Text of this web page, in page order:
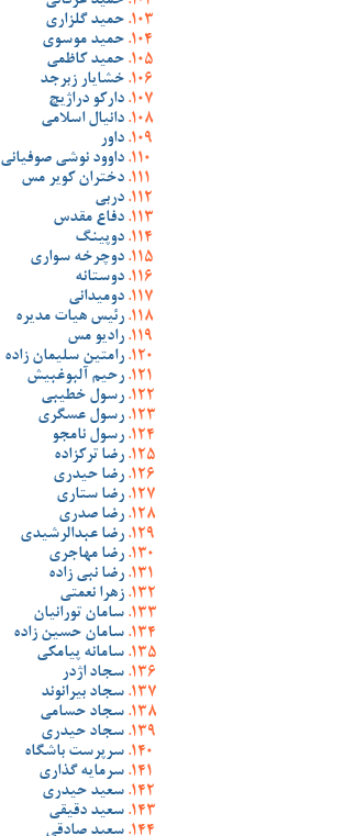
حمید گلزاری
حمید موسوی
حمید کاظمی
خشایار زبرجد
دارکو دراژیچ
دانیال اسلامی
داور
داوود نوشی صوفیانی
دختران کویر مس
دربی
دفاع مقدس
دوپینگ
دوچرخه سواری
دوستانه
دومیدانی
رئیس هیات مدیره
رادیو مس
رامتین سلیمان زاده
رحیم آلبوغبیش
رسول خطیبی
رسول عسگری
رسول نامجو
رضا ترکزاده
رضا حیدری
رضا ستاری
رضا صدری
رضا عبدالرشیدی
رضا مهاجری
رضا نبی زاده
زهرا نعمتی
سامان تورانیان
سامان حسین زاده
سامانه پیامکی
سجاد اژدر
سجاد بیرانوند
سجاد حسامی
سجاد حیدری
سرپرست باشگاه
سرمایه گذاری
سعید حیدری
سعید دقیقی
سعید صادقی